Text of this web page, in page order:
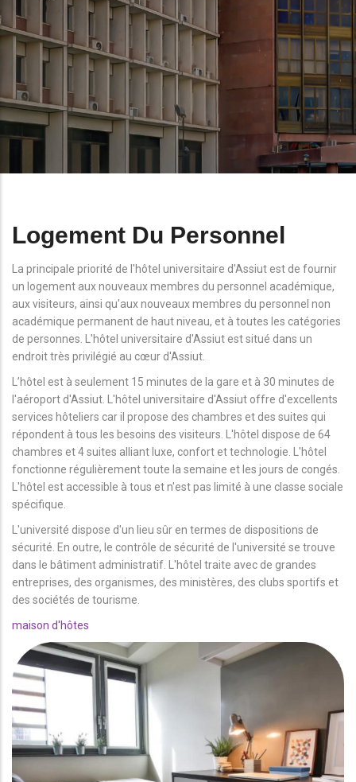
Logement Du Personnel
La principale priorité de l'hôtel universitaire d'Assiut est de fournir
un logement aux nouveaux membres du personnel académique,
aux visiteurs, ainsi qu'aux nouveaux membres du personnel non
académique permanent de haut niveau, et à toutes les catégories
de personnes. L'hôtel universitaire d'Assiut est situé dans un
endroit très privilégié au cœur d'Assiut.
L’hôtel est à seulement 15 minutes de la gare et à 30 minutes de
l'aéroport d'Assiut. L'hôtel universitaire d'Assiut offre d'excellents
services hôteliers car il propose des chambres et des suites qui
répondent à tous les besoins des visiteurs. L'hôtel dispose de 64
chambres et 4 suites alliant luxe, confort et technologie. L'hôtel
fonctionne régulièrement toute la semaine et les jours de congés.
L'hôtel est accessible à tous et n'est pas limité à une classe sociale
spécifique.
L'université dispose d'un lieu sûr en termes de dispositions de
sécurité. En outre, le contrôle de sécurité de l'université se trouve
dans le bâtiment administratif. L'hôtel traite avec de grandes
entreprises, des organismes, des ministères, des clubs sportifs et
des sociétés de tourisme.
maison d'hôtes